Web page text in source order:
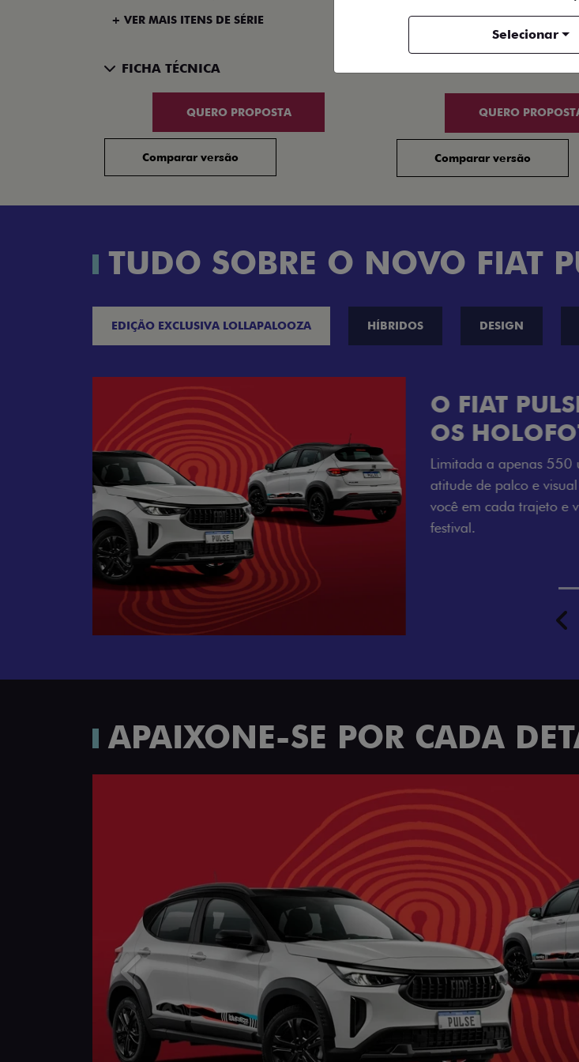
+ VER MAIS ITENS DE SÉRIE
FICHA TÉCNICA
QUERO PROPOSTA
Comparar versão
+ VER MAIS ITENS DE SÉRIE
QUERO
Comparar versão
TUDO SOBRE O NOVO FIAT
EDIÇÃO EXCLUSIVA LOLLAPALOOZA HÍBRIDOS DESIGN
Se
a
com
Próximo
Tecnologia que acompanha o seu ritmo
APAIXONE-SE POR CADA
Anterior
Selecionar